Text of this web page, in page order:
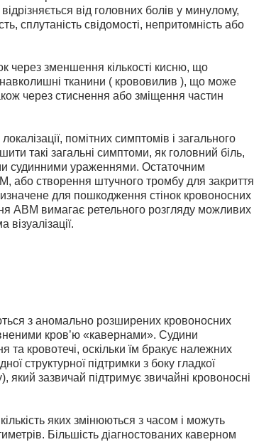
від головних болів у минулому,
сплутаність свідомості, непритомність або
через зменшення кількості кисню, що
навколишні тканини ( крововилив ), що може
через стиснення або зміщення частин
помітних симптомів і загального
такі загальні симптоми, як головний біль,
судинними ураженнями. Остаточним
або створення штучного тромбу для закриття
для пошкодження стінок кровоносних
АВМ вимагає ретельного розгляду можливих
з аномально розширених кровоносних
кров’ю «кавернами». Судини
кровотечі, оскільки їм бракує належних
структурної підтримки з боку гладкої
який зазвичай підтримує звичайні кровоносні
яких змінюються з часом і можуть
Більшість діагностованих каверном